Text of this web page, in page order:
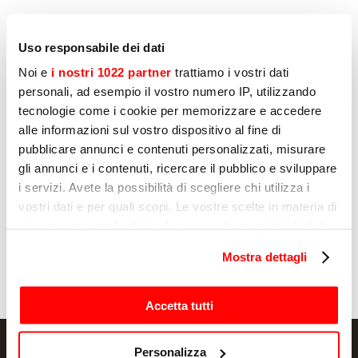
Uso responsabile dei dati
Noi e i nostri 1022 partner trattiamo i vostri dati
personali, ad esempio il vostro numero IP, utilizzando
tecnologie come i cookie per memorizzare e accedere
alle informazioni sul vostro dispositivo al fine di
pubblicare annunci e contenuti personalizzati, misurare
gli annunci e i contenuti, ricercare il pubblico e sviluppare
i servizi. Avete la possibilità di scegliere chi utilizza i
vostri dati e per quali scopi. Le vostre scelte in materia di
modificare o revocare il proprio consenso in qualsiasi
momento dalla Dichiarazione sui cookie o facendo clic
sull'icona di attivazione della privacy.
Mostra dettagli
Accetta tutti
Personalizza
D'autres produits qui pourraient
vous intéresser
de